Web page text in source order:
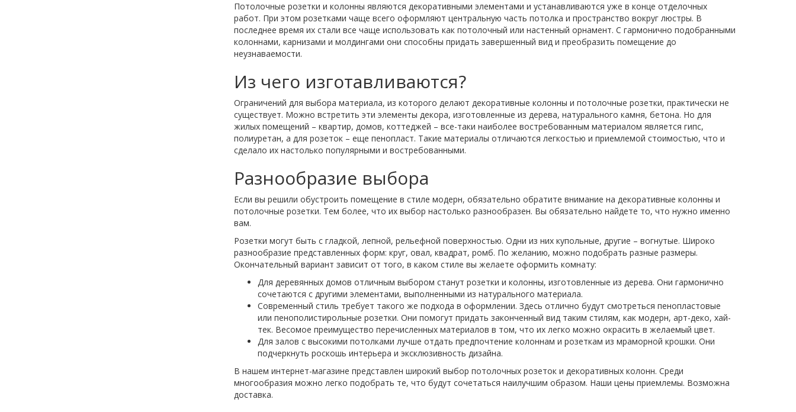
Потолочные розетки и колонны являются декоративными элементами и устанавливаются уже в конце отделочных
работ. При этом розетками чаще всего оформляют центральную часть потолка и пространство вокруг люстры. В
последнее время их стали все чаще использовать как потолочный или настенный орнамент. С гармонично подобранными
колоннами, карнизами и молдингами они способны придать завершенный вид и преобразить помещение до
неузнаваемости.
Из чего изготавливаются?
Ограничений для выбора материала, из которого делают декоративные колонны и потолочные розетки, практически не
существует. Можно встретить эти элементы декора, изготовленные из дерева, натурального камня, бетона. Но для
жилых помещений – квартир, домов, коттеджей – все-таки наиболее востребованным материалом является гипс,
полиуретан, а для розеток – еще пенопласт. Такие материалы отличаются легкостью и приемлемой стоимостью, что и
сделало их настолько популярными и востребованными.
Разнообразие выбора
Если вы решили обустроить помещение в стиле модерн, обязательно обратите внимание на декоративные колонны и
потолочные розетки. Тем более, что их выбор настолько разнообразен. Вы обязательно найдете то, что нужно именно
вам.
Розетки могут быть с гладкой, лепной, рельефной поверхностью. Одни из них купольные, другие – вогнутые. Широко
разнообразие представленных форм: круг, овал, квадрат, ромб. По желанию, можно подобрать разные размеры.
Окончательный вариант зависит от того, в каком стиле вы желаете оформить комнату:
Для деревянных домов отличным выбором станут розетки и колонны, изготовленные из дерева. Они гармонично
сочетаются с другими элементами, выполненными из натурального материала.
Современный стиль требует такого же подхода в оформлении. Здесь отлично будут смотреться пенопластовые
или пенополистирольные розетки. Они помогут придать законченный вид таким стилям, как модерн, арт-деко, хай-
тек. Весомое преимущество перечисленных материалов в том, что их легко можно окрасить в желаемый цвет.
Для залов с высокими потолками лучше отдать предпочтение колоннам и розеткам из мраморной крошки. Они
подчеркнуть роскошь интерьера и эксклюзивность дизайна.
В нашем интернет-магазине представлен широкий выбор потолочных розеток и декоративных колонн. Среди
многообразия можно легко подобрать те, что будут сочетаться наилучшим образом. Наши цены приемлемы. Возможна
доставка.